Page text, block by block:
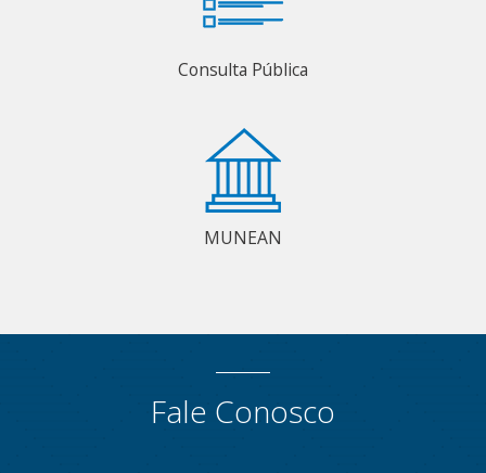
Consulta Pública
MUNEAN
Fale Conosco